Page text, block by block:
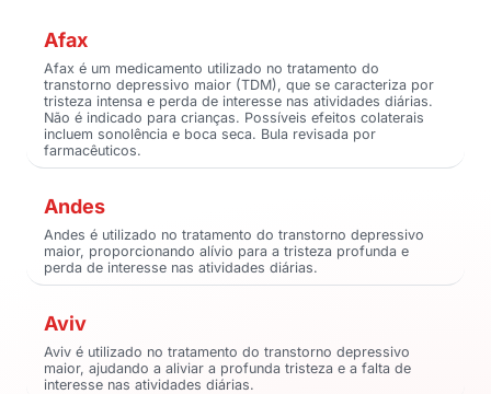
Afax
Afax é um medicamento utilizado no tratamento do
transtorno depressivo maior (TDM), que se caracteriza por
tristeza intensa e perda de interesse nas atividades diárias.
Não é indicado para crianças. Possíveis efeitos colaterais
incluem sonolência e boca seca. Bula revisada por
farmacêuticos.
Andes
Andes é utilizado no tratamento do transtorno depressivo
maior, proporcionando alívio para a tristeza profunda e
perda de interesse nas atividades diárias.
Aviv
Aviv é utilizado no tratamento do transtorno depressivo
maior, ajudando a aliviar a profunda tristeza e a falta de
interesse nas atividades diárias.